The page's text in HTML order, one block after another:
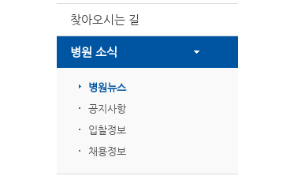
찾아오시는 길
병원 소식
병원뉴스
공지사항
입찰정보
채용정보